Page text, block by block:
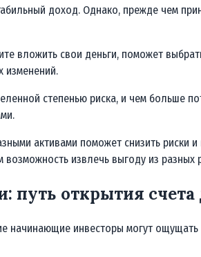
доход. Однако, прежде чем
вложить свои деньги, поможет
изменений.
степенью риска, и чем больше
активами поможет снизить риски
возможность извлечь выгоду из
путь открытия
инвесторы могут ощущать